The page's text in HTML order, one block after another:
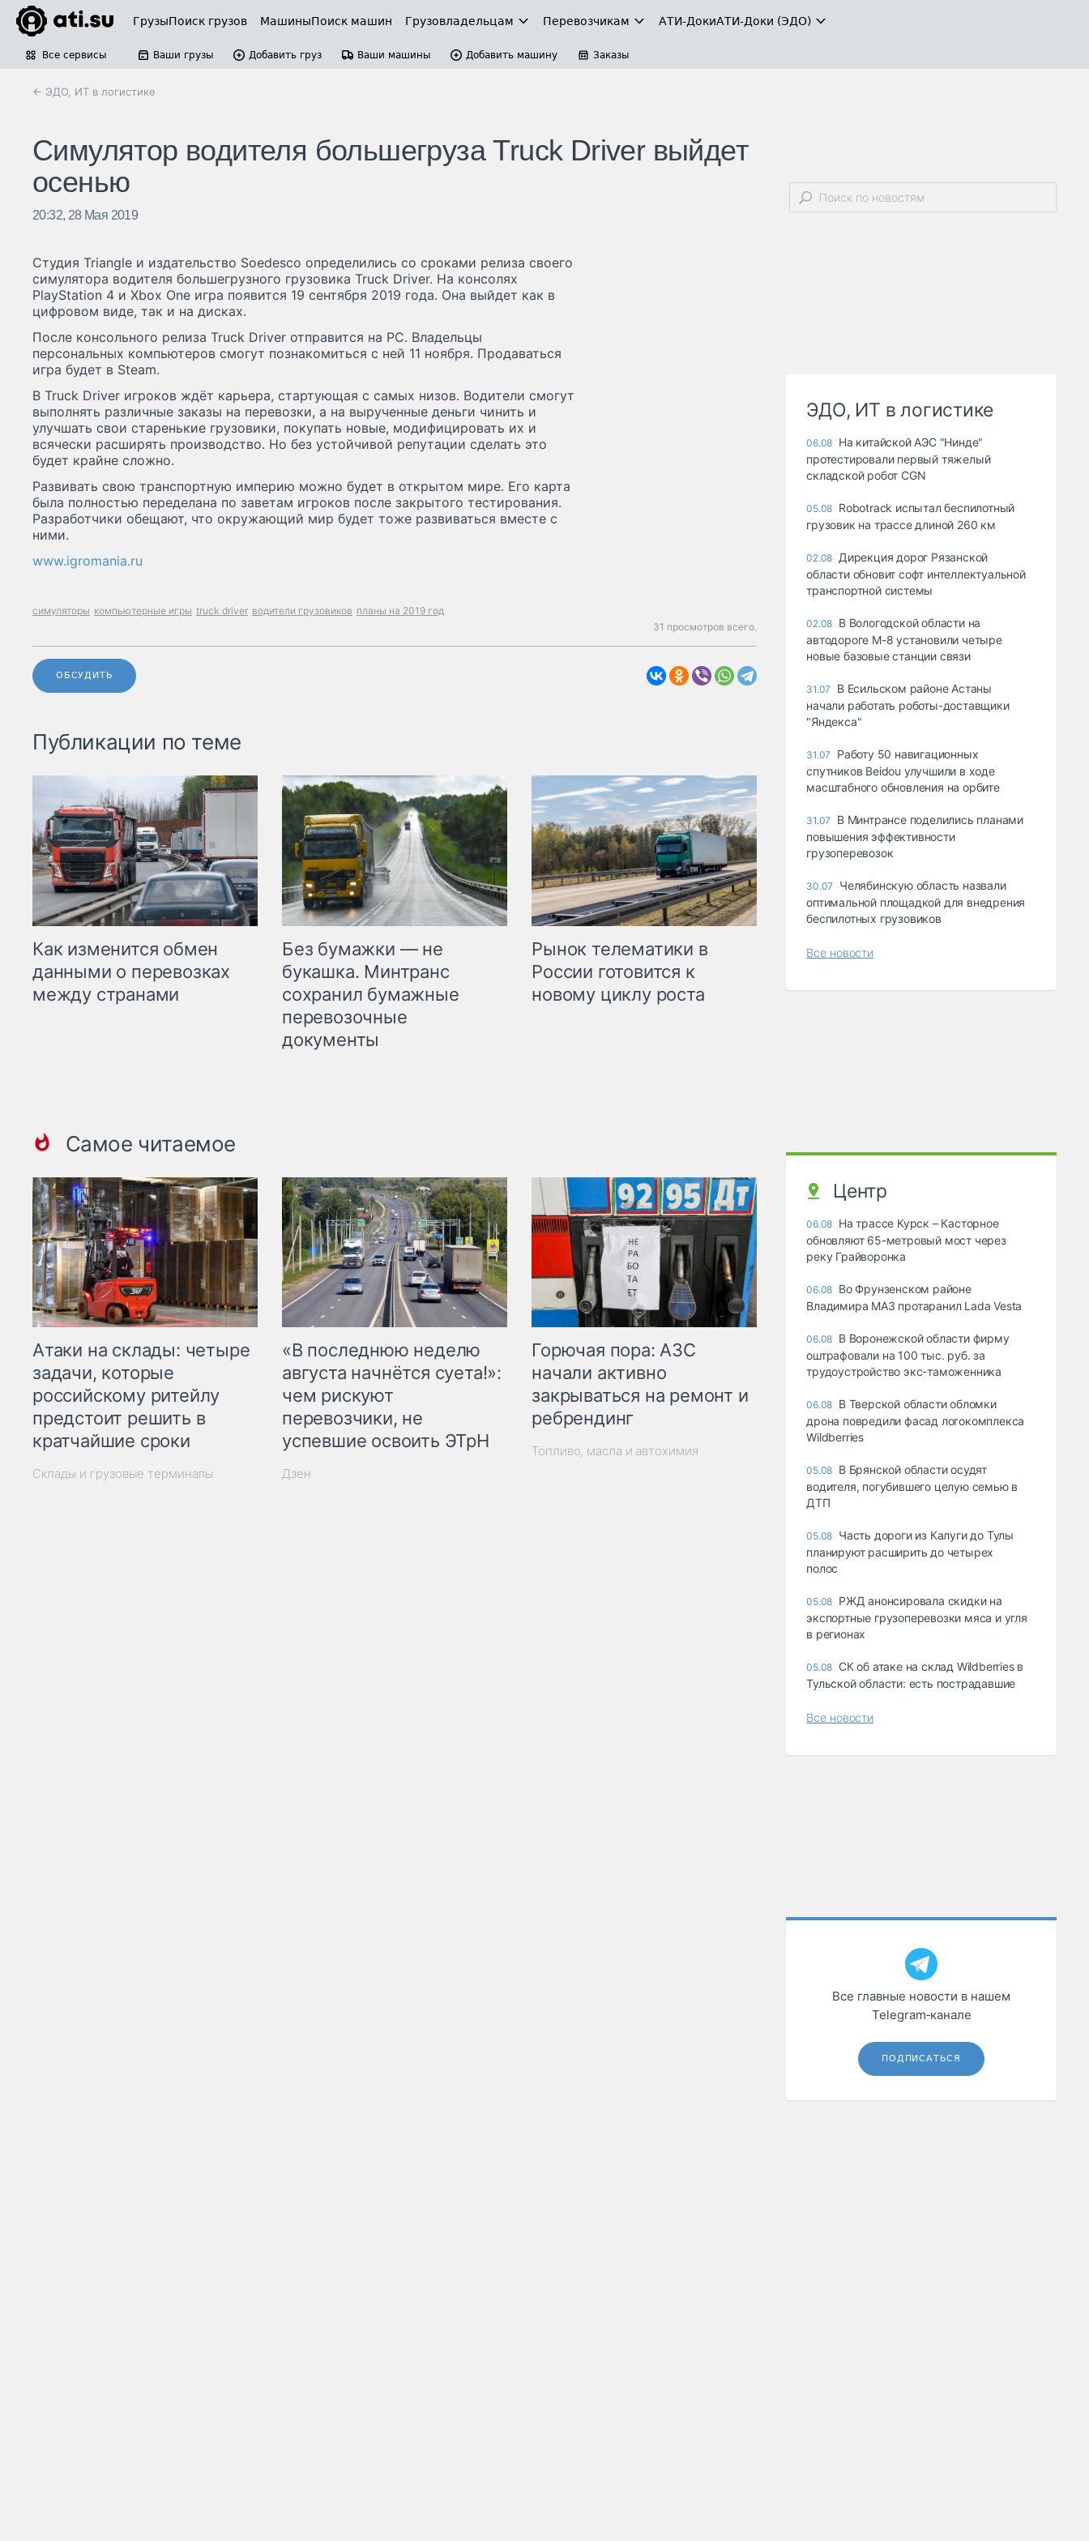
ГрузыПоиск грузов МашиныПоиск машин Грузовладельцам Перевозчикам АТИ-ДокиАТИ-Доки (ЭДО)
Все сервисы Ваши грузы Добавить груз Ваши машины Добавить машину Заказы
← ЭДО, ИТ в логистике
Симулятор водителя большегруза Truck Driver выйдет
осенью
20:32, 28 Мая 2019
Студия Triangle и издательство Soedesco определились со сроками релиза своего
симулятора водителя большегрузного грузовика Truck Driver. На консолях
PlayStation 4 и Xbox One игра появится 19 сентября 2019 года. Она выйдет как в
цифровом виде, так и на дисках.
После консольного релиза Truck Driver отправится на РС. Владельцы
персональных компьютеров смогут познакомиться с ней 11 ноября. Продаваться
игра будет в Steam.
В Truck Driver игроков ждёт карьера, стартующая с самых низов. Водители смогут
выполнять различные заказы на перевозки, а на вырученные деньги чинить и
улучшать свои старенькие грузовики, покупать новые, модифицировать их и
всячески расширять производство. Но без устойчивой репутации сделать это
будет крайне сложно.
Развивать свою транспортную империю можно будет в открытом мире. Его карта
была полностью переделана по заветам игроков после закрытого тестирования.
Разработчики обещают, что окружающий мир будет тоже развиваться вместе с
ними.
www.igromania.ru
симуляторы компьютерные игры truck driver водители грузовиков планы на 2019 год
31 просмотров всего.
ОБСУДИТЬ
Публикации по теме
Как изменится обмен
данными о перевозках
между странами
Без бумажки — не
букашка. Минтранс
сохранил бумажные
перевозочные
документы
Рынок телематики в
России готовится к
новому циклу роста
Самое читаемое
Атаки на склады: четыре
задачи, которые
российскому ритейлу
предстоит решить в
кратчайшие сроки
Склады и грузовые терминалы
«В последнюю неделю
августа начнётся суета!»:
чем рискуют
перевозчики, не
успевшие освоить ЭТрН
Дзен
Горючая пора: АЗС
начали активно
закрываться на ремонт и
ребрендинг
Топливо, масла и автохимия
ЭДО, ИТ в логистике
06.08 На китайской АЭС "Нинде"
протестировали первый тяжелый
складской робот CGN
05.08 Robotrack испытал беспилотный
грузовик на трассе длиной 260 км
02.08 Дирекция дорог Рязанской
области обновит софт интеллектуальной
транспортной системы
02.08 В Вологодской области на
автодороге М-8 установили четыре
новые базовые станции связи
31.07
В Есильском районе Астаны
начали работать роботы-доставщики
"Яндекса"
31.07
Работу 50 навигационных
спутников Beidou улучшили в ходе
масштабного обновления на орбите
31.07
В Минтрансе поделились планами
повышения эффективности
грузоперевозок
30.07
Челябинскую область назвали
оптимальной площадкой для внедрения
беспилотных грузовиков
Все новости
Центр
06.08 На трассе Курск – Касторное
обновляют 65-метровый мост через
реку Грайворонка
06.08 Во Фрунзенском районе
Владимира МАЗ протаранил Lada Vesta
06.08 В Воронежской области фирму
оштрафовали на 100 тыс. руб. за
трудоустройство экс-таможенника
06.08 В Тверской области обломки
дрона повредили фасад логокомплекса
Wildberries
05.08 В Брянской области осудят
водителя, погубившего целую семью в
ДТП
05.08 Часть дороги из Калуги до Тулы
планируют расширить до четырех
полос
05.08 РЖД анонсировала скидки на
экспортные грузоперевозки мяса и угля
в регионах
05.08 СК об атаке на склад Wildberries в
Тульской области: есть пострадавшие
Все новости
Все главные новости в нашем
Telegram‑канале
ПОДПИСАТЬСЯ